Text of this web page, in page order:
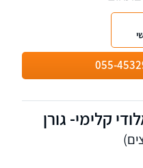
(הדיינות)
אישי ומשפחתי,
055-
קלימי- גורן